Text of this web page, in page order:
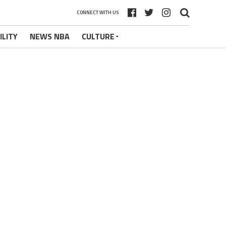
CONNECT WITH US
NEWS NBA CULTURE